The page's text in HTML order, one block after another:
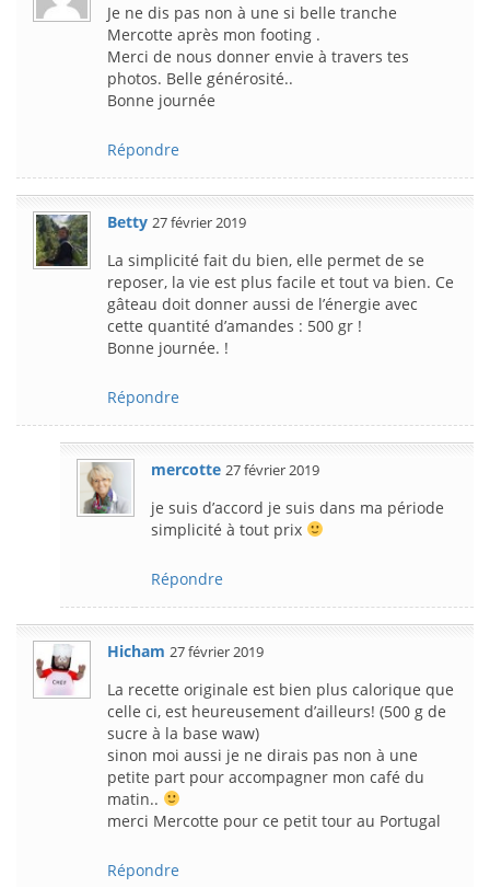
Je ne dis pas non à une si belle tranche
Mercotte après mon footing .
Merci de nous donner envie à travers tes
photos. Belle générosité..
Bonne journée
Répondre
Betty 27 février 2019
La simplicité fait du bien, elle permet de se
reposer, la vie est plus facile et tout va bien. Ce
gâteau doit donner aussi de l’énergie avec
cette quantité d’amandes : 500 gr !
Bonne journée. !
Répondre
mercotte 27 février 2019
je suis d’accord je suis dans ma période
simplicité à tout prix
Répondre
Hicham 27 février 2019
La recette originale est bien plus calorique que
celle ci, est heureusement d’ailleurs! (500 g de
sucre à la base waw)
sinon moi aussi je ne dirais pas non à une
petite part pour accompagner mon café du
matin..
merci Mercotte pour ce petit tour au Portugal
Répondre